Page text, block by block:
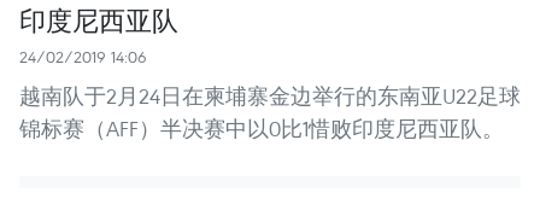
印度尼西亚队
24/02/2019 14:06
越南队于2月24日在柬埔寨金边举行的东南亚U22足球
锦标赛（AFF）半决赛中以0比1惜败印度尼西亚队。